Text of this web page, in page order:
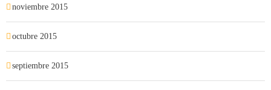
noviembre 2015
octubre 2015
septiembre 2015